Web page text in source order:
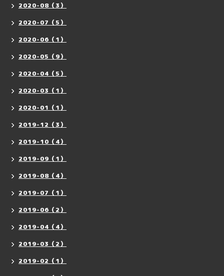
2020-08（3）
2020-07（5）
2020-06（1）
2020-05（9）
2020-04（5）
2020-03（1）
2020-01（1）
2019-12（3）
2019-10（4）
2019-09（1）
2019-08（4）
2019-07（1）
2019-06（2）
2019-04（4）
2019-03（2）
2019-02（1）